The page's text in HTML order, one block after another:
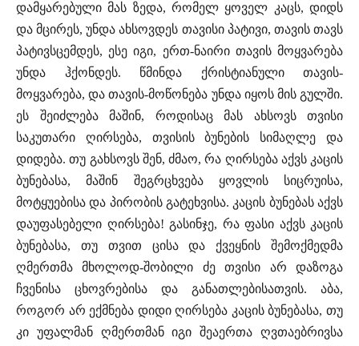
დამყარებული მას ზედა, რომელ ყოველ კაცს, დიდს
და მცირეს, უნდა ახსოვდეს თავისი პატივი, თავის თავს
პატივსცემდეს, ესე იგი, ერთ-ნაირი თავის მოყვარება
უნდა ჰქონდეს. წმინდა ქრისტიანული თავის-
მოყვარება, და თავის-მოწონება უნდა იყოს მის გულში.
ეს შეიძლება მაშინ, როდისაც მას ახსოვს თვისი
საკუთარი ღირსება, თვისის ბუნების სიმაღლე და
დიდება. თუ გახსოვს შენ, ძმაო, რა ღირსება აქვს კაცის
ბუნებასა, მაშინ შეგრცხვება ყოვლის სიცრუისა,
მოტყუებისა და პირობის გატეხვისა. კაცის ბუნებას აქვს
დაუფასებელი ღირსება! გასინჯე, რა ფასი აქვს კაცის
ბუნებასა, თუ თვით ცისა და ქვეყნის შემოქმედმა
ღმერთმა მხოლოდ-შობილი ძე თვისი არ დაზოგა
ჩვენისა ცხოვრებისა და განათლებისათვის. აბა,
როგორ არ ექმნება დიდი ღირსება კაცის ბუნებასა, თუ
კი უფალმან ღმერთმან იგი შეაერთა ღვთაებრივსა